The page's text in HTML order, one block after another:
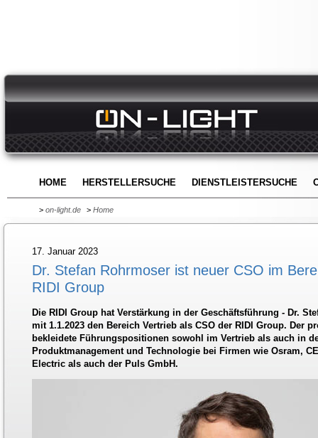
HOME HERSTELLERSUCHE DIENSTLEISTERSUCHE
> on-light.de > Home
17. Januar 2023
Dr. Stefan Rohrmoser ist neuer CSO im
RIDI Group
Die RIDI Group hat Verstärkung in der Geschäftsführung - Dr.
mit 1.1.2023 den Bereich Vertrieb als CSO der RIDI Group. Der
bekleidete Führungspositionen sowohl im Vertrieb als auch in
Produktmanagement und Technologie bei Firmen wie Osram,
Electric als auch der Puls GmbH.